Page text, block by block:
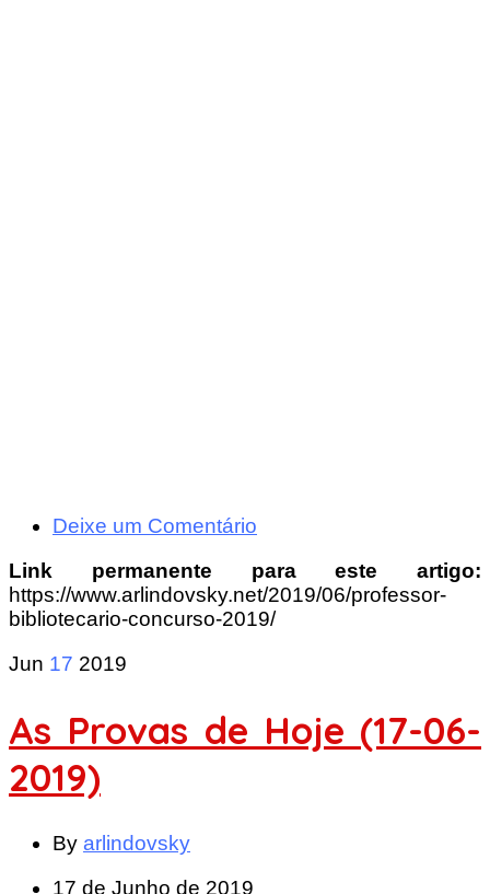
Deixe um Comentário
Link permanente para este artigo:
https://www.arlindovsky.net/2019/06/professor-
bibliotecario-concurso-2019/
Jun 17 2019
As Provas de Hoje (17-06-
2019)
By arlindovsky
17 de Junho de 2019